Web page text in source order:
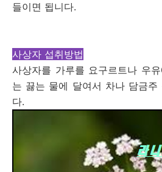
들이면 됩니다.
사상자 섭취방법
사상자를 가루를 요구르트나 우
는 끓는 물에 달여서 차나 담금
다.